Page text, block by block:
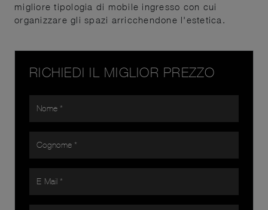
migliore tipologia di mobile ingresso con cui
organizzare gli spazi arricchendone l'estetica.
RICHIEDI IL MIGLIOR PREZZO